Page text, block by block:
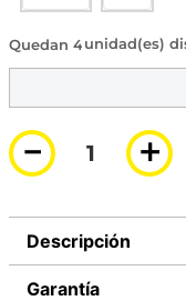
4 disponibles
＋
－
Descripción
Garantía